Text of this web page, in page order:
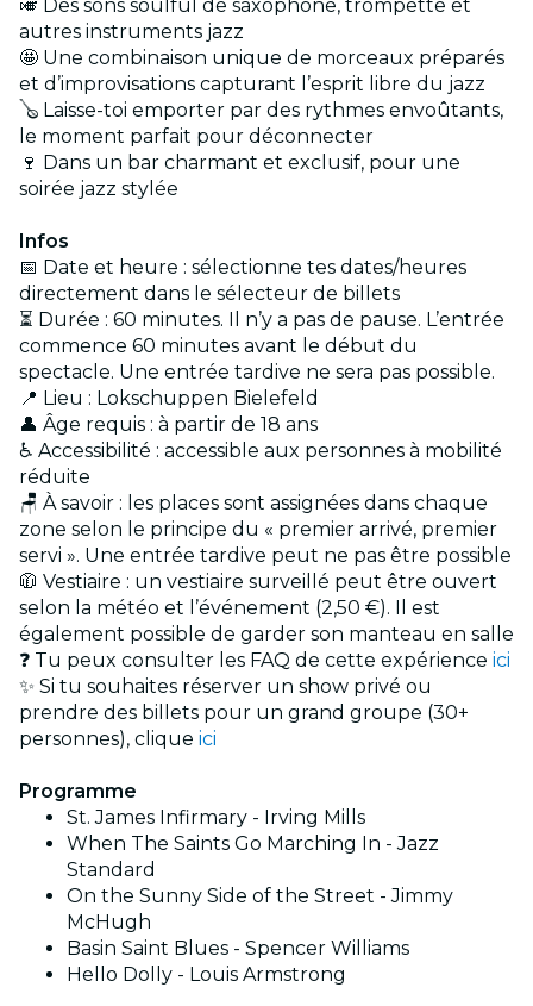
🎺 Des sons soulful de saxophone, trompette et
autres instruments jazz
🤩 Une combinaison unique de morceaux préparés
et d’improvisations capturant l’esprit libre du jazz
🪕 Laisse-toi emporter par des rythmes envoûtants,
le moment parfait pour déconnecter
🍷 Dans un bar charmant et exclusif, pour une
soirée jazz stylée
Infos
📅 Date et heure : sélectionne tes dates/heures
directement dans le sélecteur de billets
⏳ Durée : 60 minutes. Il n’y a pas de pause. L’entrée
commence 60 minutes avant le début du
spectacle. Une entrée tardive ne sera pas possible.
📍 Lieu : Lokschuppen Bielefeld
👤 Âge requis : à partir de 18 ans
♿ Accessibilité : accessible aux personnes à mobilité
réduite
🪑 À savoir : les places sont assignées dans chaque
zone selon le principe du « premier arrivé, premier
servi ». Une entrée tardive peut ne pas être possible
🧥 Vestiaire : un vestiaire surveillé peut être ouvert
selon la météo et l’événement (2,50 €). Il est
également possible de garder son manteau en salle
❓ Tu peux consulter les FAQ de cette expérience ici
✨ Si tu souhaites réserver un show privé ou
prendre des billets pour un grand groupe (30+
personnes), clique ici
Programme
St. James Infirmary - Irving Mills
When The Saints Go Marching In - Jazz
Standard
On the Sunny Side of the Street - Jimmy
McHugh
Basin Saint Blues - Spencer Williams
Hello Dolly - Louis Armstrong